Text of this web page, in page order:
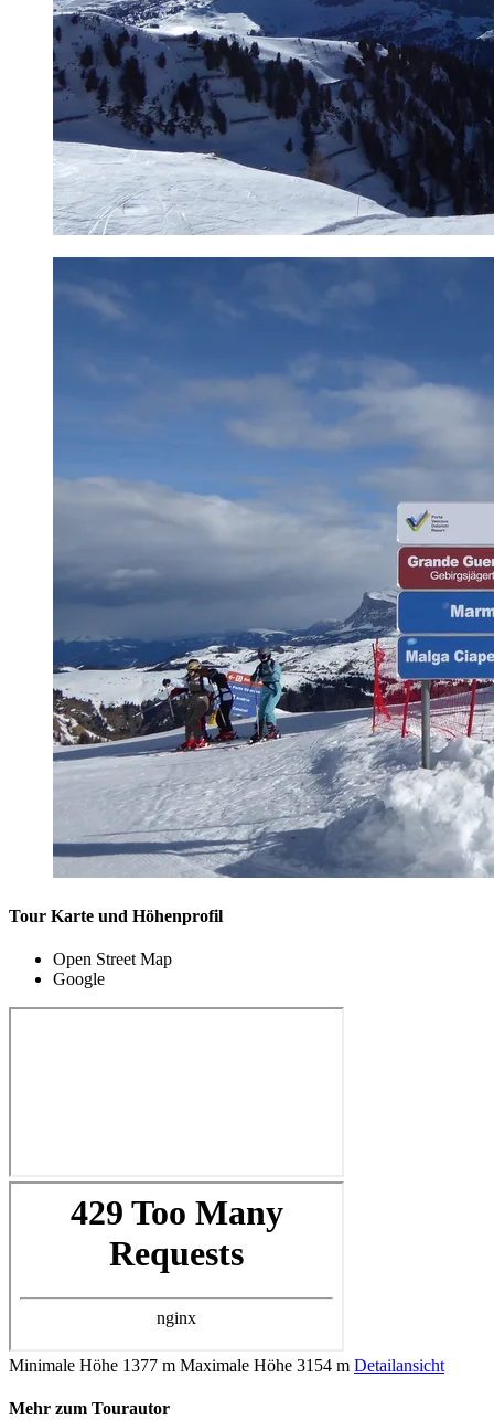
Tour Karte und Höhenprofil
Open Street Map
Google
Minimale Höhe 1377 m Maximale Höhe 3154 m Detailansicht
Mehr zum Tourautor